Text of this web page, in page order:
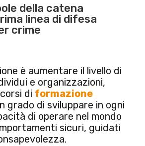
della catena
linea di difesa
crime
è aumentare il livello di
e organizzazioni,
di formazione
grado di sviluppare in ogni
di operare nel mondo
sicuri, guidati